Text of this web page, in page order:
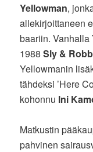
Yellowman,
allekirjoittaneen
baariin.
1988Sly &
Yellowmanin
tähdeksi ’Here
kohonnu Ini
Matkustin
pahvinen